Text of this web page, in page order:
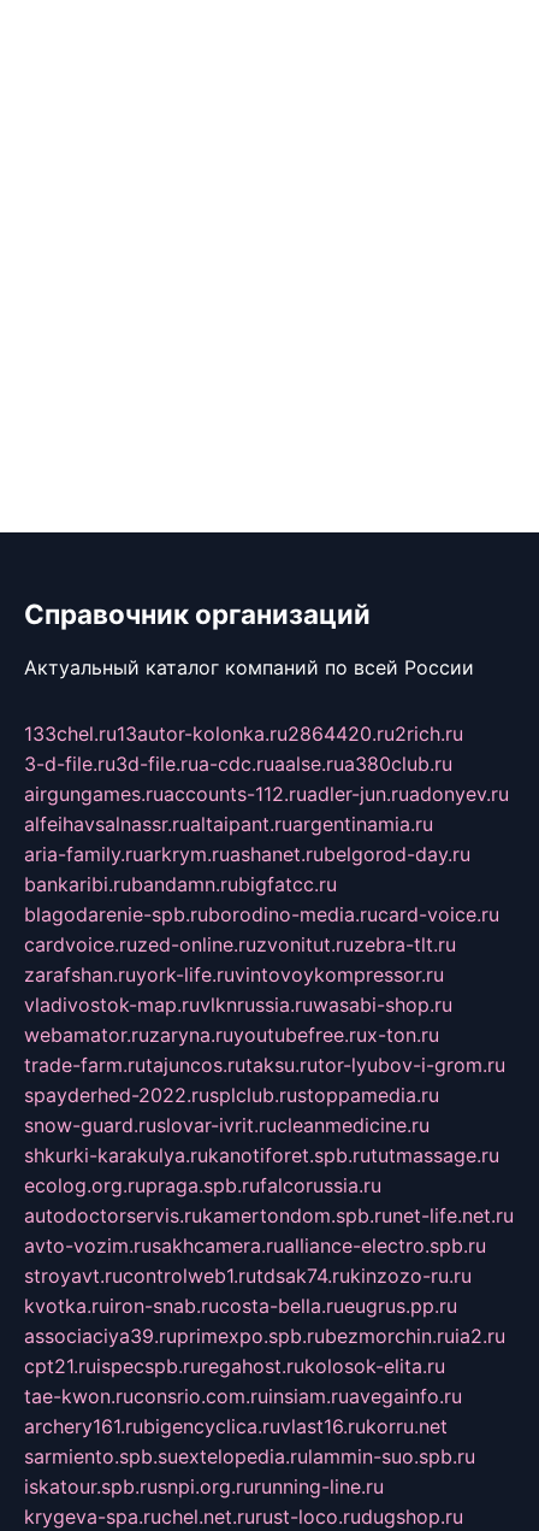
Справочник организаций
Актуальный каталог компаний по всей России
133chel.ru13autor-kolonka.ru2864420.ru2rich.ru
3-d-file.ru3d-file.rua-cdc.ruaalse.rua380club.ru
airgungames.ruaccounts-112.ruadler-jun.ruadonyev.ru
alfeihavsalnassr.rualtaipant.ruargentinamia.ru
aria-family.ruarkrym.ruashanet.rubelgorod-day.ru
bankaribi.rubandamn.rubigfatcc.ru
blagodarenie-spb.ruborodino-media.rucard-voice.ru
cardvoice.ruzed-online.ruzvonitut.ruzebra-tlt.ru
zarafshan.ruyork-life.ruvintovoykompressor.ru
vladivostok-map.ruvlknrussia.ruwasabi-shop.ru
webamator.ruzaryna.ruyoutubefree.rux-ton.ru
trade-farm.rutajuncos.rutaksu.rutor-lyubov-i-grom.ru
spayderhed-2022.rusplclub.rustoppamedia.ru
snow-guard.ruslovar-ivrit.rucleanmedicine.ru
shkurki-karakulya.rukanotiforet.spb.rututmassage.ru
ecolog.org.rupraga.spb.rufalcorussia.ru
autodoctorservis.rukamertondom.spb.runet-life.net.ru
avto-vozim.rusakhcamera.rualliance-electro.spb.ru
stroyavt.rucontrolweb1.rutdsak74.rukinzozo-ru.ru
kvotka.ruiron-snab.rucosta-bella.rueugrus.pp.ru
associaciya39.ruprimexpo.spb.rubezmorchin.ruia2.ru
cpt21.ruispecspb.ruregahost.rukolosok-elita.ru
tae-kwon.ruconsrio.com.ruinsiam.ruavegainfo.ru
archery161.rubigencyclica.ruvlast16.rukorru.net
sarmiento.spb.suextelopedia.rulammin-suo.spb.ru
iskatour.spb.rusnpi.org.rurunning-line.ru
krygeva-spa.ruchel.net.rurust-loco.rudugshop.ru